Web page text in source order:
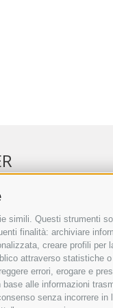
simili. Questi strumenti
finalità: archiviare
creare profili
attraverso
errori, erogare e
alle informazioni
senza incorrere
NELL’ERKER
ONLINE
DIRETTO SEPA
COMMENTI